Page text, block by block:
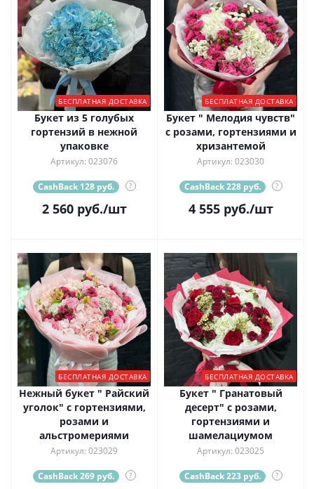
БЕСПЛАТНАЯ ДОСТАВКА
Букет из 5 голубых
гортензий в нежной
упаковке
Артикул: 023076
CashBack 128 руб. ?
2 560руб./шт
БЕСПЛАТНАЯ ДОСТАВКА
Букет " Мелодия чувств"
с розами, гортензиями и
хризантемой
Артикул: 023030
CashBack 228 руб. ?
4 555руб./шт
БЕСПЛАТНАЯ ДОСТАВКА
Нежный букет " Райский
уголок" с гортензиями,
розами и
альстромериями
Артикул: 023029
CashBack 269 руб. ?
БЕСПЛАТНАЯ ДОСТАВКА
Букет " Гранатовый
десерт" с розами,
гортензиями и
шамелациумом
Артикул: 023025
CashBack 223 руб. ?